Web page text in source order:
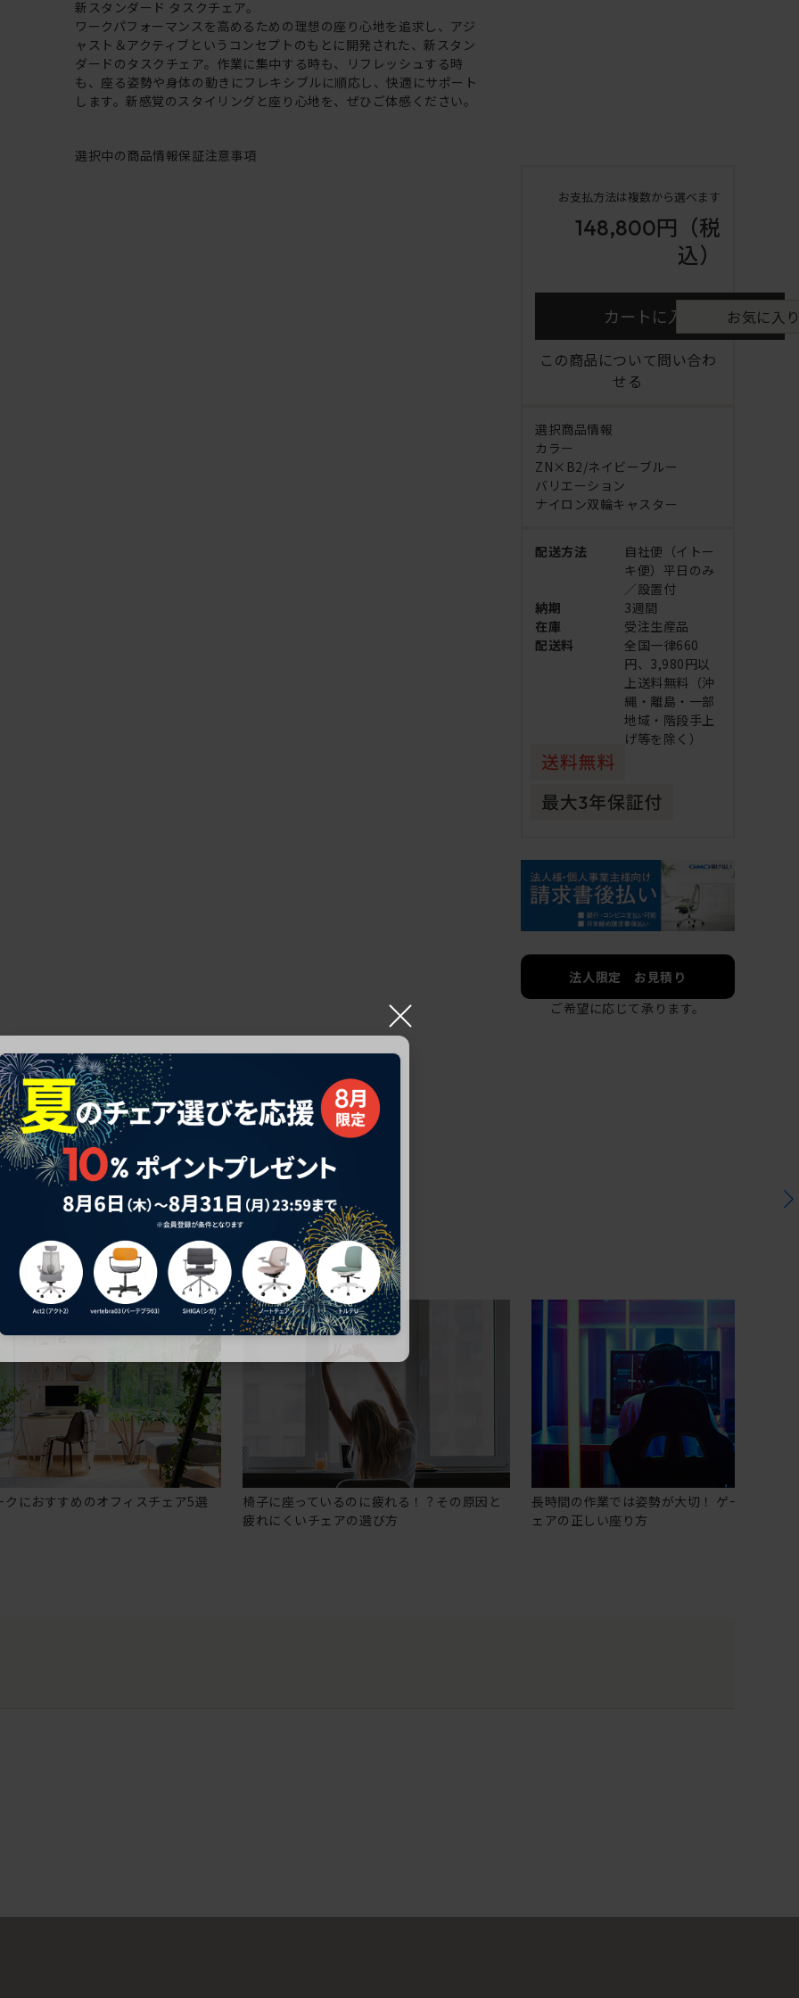
新スタンダード タスクチェア。
ワークパフォーマンスを高めるための理想の座り心地を追求し、アジ
ャスト＆アクティブというコンセプトのもとに開発された、新スタン
ダードのタスクチェア。作業に集中する時も、リフレッシュする時
も、座る姿勢や身体の動きにフレキシブルに順応し、快適にサポート
します。新感覚のスタイリングと座り心地を、ぜひご体感ください。
選択中の商品情報保証注意事項
お支払方法は複数から選べます
148,800円 （税
込）
カートに入れる お気に入
この商品について問い合わ
せる
選択商品情報
カラー
ZN×B2/ネイビーブルー
バリエーション
ナイロン双輪キャスター
配送方法
自社便（イトー
キ便）平日のみ
／設置付
納期
3週間
在庫
受注生産品
配送料
全国一律660
円、3,980円以
上送料無料（沖
縄・離島・一部
地域・階段手上
げ等を除く）
法人限定 お見積り
ご希望に応じて承ります。
クにおすすめのオフィスチェア5選
椅子に座っているのに疲れる！？その原因と
疲れにくいチェアの選び方
長時間の作業では姿勢が大切！ ゲーミングチ
ェアの正しい座り方
×